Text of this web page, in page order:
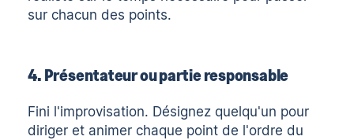
sur chacun des points.
4. Présentateur ou partie responsable
Fini l'improvisation. Désignez quelqu'un pour
diriger et animer chaque point de l'ordre du